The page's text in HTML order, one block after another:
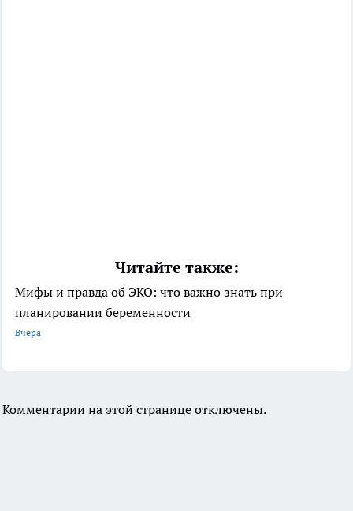
Читайте также:
Мифы и правда об ЭКО: что важно знать при
планировании беременности
Вчера
Комментарии на этой странице отключены.